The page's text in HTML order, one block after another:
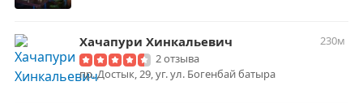
Хачапури Хинкальевич
230м
2 отзыва
пр. Достык, 29, уг. ул. Богенбай батыра